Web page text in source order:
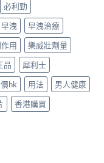
必利勁
早洩
早洩治療
用
樂威壯劑量
品
犀利士
hk 用法
男人健康
香港購買